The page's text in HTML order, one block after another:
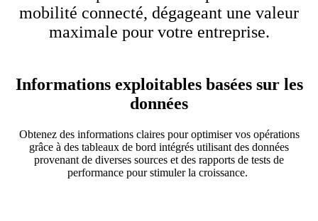
mobilité connecté, dégageant une valeur
maximale pour votre entreprise.
Informations exploitables basées sur les
données
Obtenez des informations claires pour optimiser vos opérations
grâce à des tableaux de bord intégrés utilisant des données
provenant de diverses sources et des rapports de tests de
performance pour stimuler la croissance.